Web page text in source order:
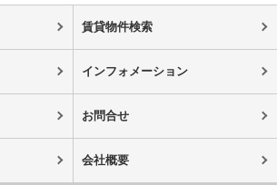
賃貸物件検索
インフォメーション
お問合せ
会社概要